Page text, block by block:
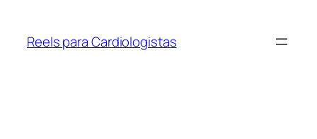
Reels para Cardiologistas